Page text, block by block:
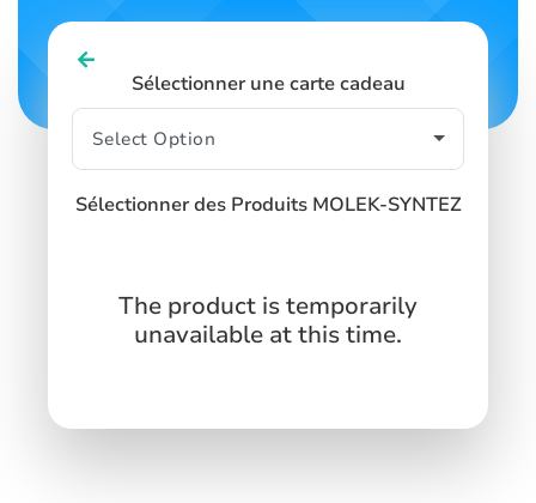
Sélectionner une carte cadeau
Sélectionner des Produits MOLEK-SYNTEZ
The product is temporarily
unavailable at this time.